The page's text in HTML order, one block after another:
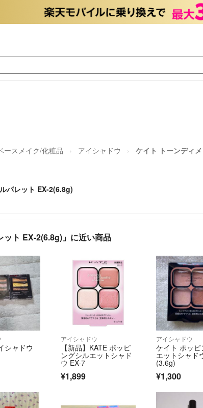
ースメイク/化粧品 アイシャドウ ケイト トーンディ
パレット EX-2(6.8g)
ット EX-2(6.8g)」に近い商品
シャドウ
アイシャドウ
【新品】KATE ポッピ
ングシルエットシャド
ウ EX-7
¥1,899
アイシャドウ
ケイト ポッ
エットシャド
(3.6g)
¥1,300